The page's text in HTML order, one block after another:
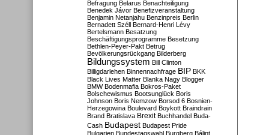
Befragung Belarus Benachteiligung
Benedek Jávor Benefizveranstaltung
Benjamin Netanjahu Benzinpreis Berlin
Bernadett Széll Bernard-Henri Lévy
Bertelsmann Besatzung
Beschäftigungsprogramme Besetzung
Bethlen-Peyer-Pakt Betrug
Bevölkerungsrückgang Bilderberg
Bildungssystem Bill Clinton
Billigdarlehen Binnennachfrage BIP BKK
Black Lives Matter Blanka Nagy Blogger
BMW Bodenmafia Bokros-Paket
Bolschewismus Bootsunglück Boris
Johnson Boris Nemzow Borsod 6 Bosnien-
Herzegowina Boulevard Boykott Braindrain
Brand Bratislava Brexit Buchhandel Buda-
Cash Budapest Budapest Pride
Bulgarien Bundestagswahl Burgberg Bálint